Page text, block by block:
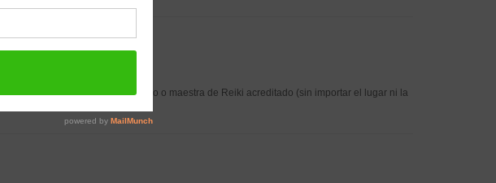
otorgado por cualquier maestro o maestra de Reiki acreditado (sin importar el lugar ni la